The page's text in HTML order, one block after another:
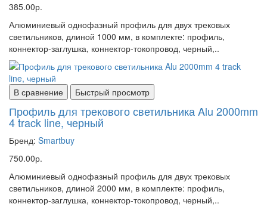
385.00р.
Алюминиевый однофазный профиль для двух трековых
светильников, длиной 1000 мм, в комплекте: профиль,
коннектор-заглушка, коннектор-токопровод, черный,..
В сравнение Быстрый просмотр
Профиль для трекового светильника Alu 2000mm
4 track line, черный
Бренд: Smartbuy
750.00р.
Алюминиевый однофазный профиль для двух трековых
светильников, длиной 2000 мм, в комплекте: профиль,
коннектор-заглушка, коннектор-токопровод, черный,..